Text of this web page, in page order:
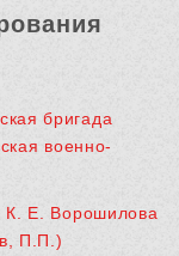
бригада
военно-
К. Е. Ворошилова
П.П.)